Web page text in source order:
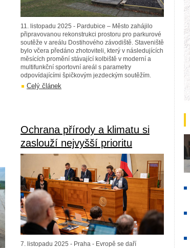
11. listopadu 2025 - Pardubice – Město zahájilo
připravovanou rekonstrukci prostoru pro parkurové
soutěže v areálu Dostihového závodiště. Staveniště
bylo včera předáno zhotoviteli, který v následujících
měsících promění stávající kolbiště v moderní a
multifunkční sportovní areál s parametry
odpovídajícími špičkovým jezdeckým soutěžím.
Celý článek
Ochrana přírody a klimatu si
zaslouží nejvyšší prioritu
7. listopadu 2025 - Praha - Evropě se daří